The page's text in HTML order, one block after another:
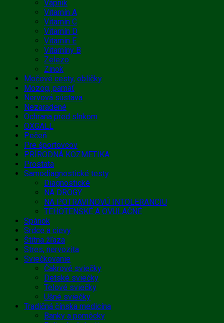
Vápnik
Vitamín A
Vitamín C
Vitamín D
Vitamín E
Vitamíny B
Zelezo
Zinok
Močové cesty, obličky
Mozog, pamäť
Nervová sústava
Nezaradené
Ochrana pred slnkom
OXGALL
Pečeň
Pre športovcov
PRÍRODNÁ KOZMETIKA
Prostata
Samodiagnostické testy
Diagnostické
NA DROGY
NA POTRAVINOVÚ INTOLERANCIU
TEHOTENSKÉ A OVULAČNÉ
Spánok
Srdce a cievy
Štítna žľaza
Stres, nervozita
Sviečkovanie
Čakrové sviečky
Detské sviečky
Telové sviečky
Ušné sviečky
Tradičná čínska medicína
Banky a pomôcky